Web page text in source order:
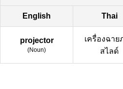
English Thai
projector
(Noun)
เครื่องฉาย
สไลด์